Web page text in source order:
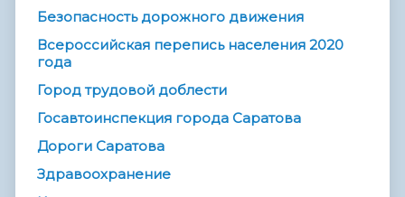
Безопасность дорожного движения
Всероссийская перепись населения 2020
года
Город трудовой доблести
Госавтоинспекция города Саратова
Дороги Саратова
Здравоохранение